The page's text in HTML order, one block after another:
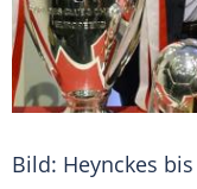
Bild: Heynckes